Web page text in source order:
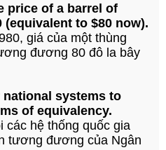
price of a barrel of
to $80 now).
giá của một thùng
đương 80 đô la bây
systems to
of equivalency.
các hệ thống quốc gia
tương đương của Ngân